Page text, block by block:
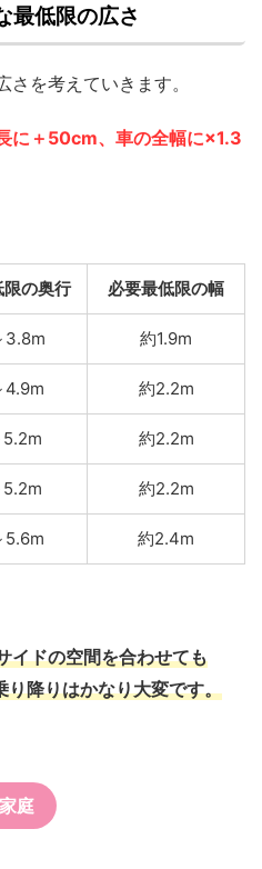
最低限の広さ
を考えていきます。
に＋50cm、車の全幅に×1.3
の奥行 必要最低限の幅
3.8m 約1.9m
4.9m 約2.2m
5.2m 約2.2m
5.2m 約2.2m
5.6m 約2.4m
イドの空間を合わせても
降りはかなり大変です。
庭